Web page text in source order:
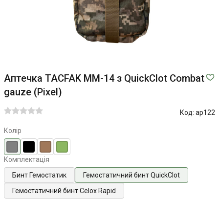
Аптечка TACFAK ММ-14 з QuickClot Combat
gauze (Pixel)
Код: ap122
Колір
Комплектація
Бинт Гемостатик
Гемостатичний бинт QuickClot
Гемостатичний бинт Celox Rapid